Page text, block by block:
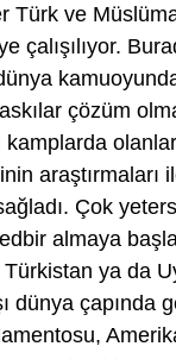
Türk ve
çalışılıyor.
çözüm
araştırmaları
Çok
almaya
ya da
dünya